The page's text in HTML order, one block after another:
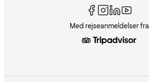
Med rejseanmeldelser fra